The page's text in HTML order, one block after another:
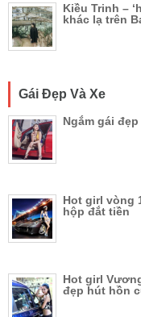
Kiều Trinh –
khác lạ trên
Gái Đẹp Và Xe
Ngắm gái
Hot girl vòng
hộp đắt tiền
Hot girl
đẹp hút hồn